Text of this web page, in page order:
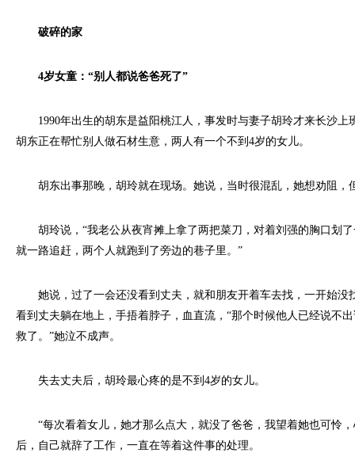
破碎的家
4岁女童：“别人都说爸爸死了”
1990年出生的胡东是益阳桃江人，事发时与妻子胡玲才来长沙上
胡东正在帮忙别人做石材生意，两人有一个不到4岁的女儿。
胡东出事那晚，胡玲就在现场。她说，当时很混乱，她想劝阻，
胡玲说，“我老公从夜宵摊上拿了两把菜刀，对着刘强的胸口划了
就一路追赶，两个人就跑到了旁边的巷子里。”
她说，过了一会还没看到丈夫，就和朋友开着车去找，一开始没
看到丈夫躺在地上，手捂着脖子，血直流，“那个时候他人已经说不
救了。”她泣不成声。
失去丈夫后，胡玲最心疼的是不到4岁的女儿。
“每次看着女儿，她才那么点大，就没了爸爸，我望着她也可怜，
后，自己就辞了工作，一直在等着这件事的处理。